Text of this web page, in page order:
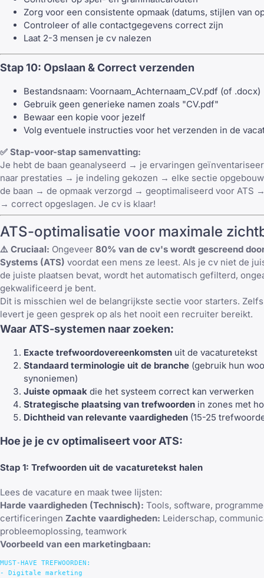
Zorg voor een consistente opmaak (datums, stijlen van
Controleer of alle contactgegevens correct zijn
Laat 2-3 mensen je cv nalezen
Stap 10: Opslaan & Correct verzenden
Bestandsnaam: Voornaam_Achternaam_CV.pdf (of .docx)
Gebruik geen generieke namen zoals "CV.pdf"
Bewaar een kopie voor jezelf
Volg eventuele instructies voor het verzenden in de
✅ Stap-voor-stap samenvatting:
Je hebt de baan geanalyseerd → je ervaringen
naar prestaties → je indeling gekozen → elke sectie
de baan → de opmaak verzorgd → geoptimaliseerd voor ATS
→ correct opgeslagen. Je cv is klaar!
ATS-optimalisatie voor maximale
⚠️ Cruciaal: Ongeveer 80% van de cv's wordt gescreend
Systems (ATS) voordat een mens ze leest. Als je cv niet de
de juiste plaatsen bevat, wordt het automatisch gefilterd,
gekwalificeerd je bent.
Dit is misschien wel de belangrijkste sectie voor starters.
levert je geen gesprek op als het nooit een recruiter bereikt.
Waar ATS-systemen naar zoeken:
Exacte trefwoordovereenkomsten uit de vacaturetekst
Standaard terminologie uit de branche (gebruik hun
synoniemen)
Juiste opmaak die het systeem correct kan verwerken
Strategische plaatsing van trefwoorden in zones met
Dichtheid van relevante vaardigheden (15-25
Hoe je je cv optimaliseert voor ATS:
Stap 1: Trefwoorden uit de vacaturetekst halen
Lees de vacature en maak twee lijsten:
Harde vaardigheden (Technisch): Tools, software,
certificeringen Zachte vaardigheden: Leiderschap,
probleemoplossing, teamwork
Voorbeeld van een marketingbaan:
MUST-HAVE TREFWOORDEN:
- Digitale marketing